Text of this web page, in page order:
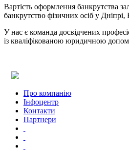
Вартість оформлення банкрутства
банкрутство фізичних осіб у
У нас є команда досвідчених
із кваліфікованою юридичною
В каких сферах наша компания
Какие компании находятся в списке
В списке партнеров такие
Какой залог успешной работы в
Залог успешной работы: Высокий
Про компанію
Інфоцентр
Контакти
Партнери